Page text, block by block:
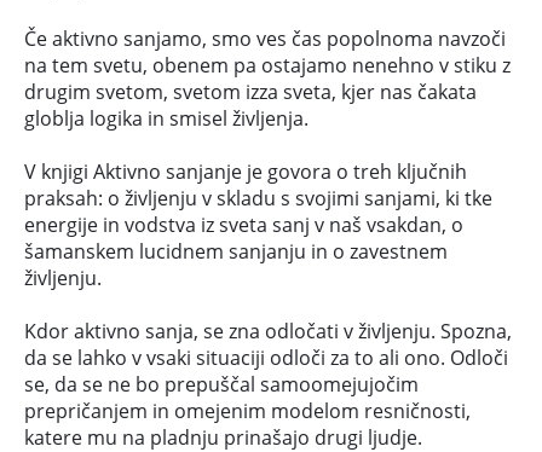
Če aktivno sanjamo, smo ves čas popolnoma navzoči
na tem svetu, obenem pa ostajamo nenehno v stiku z
drugim svetom, svetom izza sveta, kjer nas čakata
globlja logika in smisel življenja.
V knjigi Aktivno sanjanje je govora o treh ključnih
praksah: o življenju v skladu s svojimi sanjami, ki tke
energije in vodstva iz sveta sanj v naš vsakdan, o
šamanskem lucidnem sanjanju in o zavestnem
življenju.
Kdor aktivno sanja, se zna odločati v življenju. Spozna,
da se lahko v vsaki situaciji odloči za to ali ono. Odloči
se, da se ne bo prepuščal samoomejujočim
prepričanjem in omejenim modelom resničnosti,
katere mu na pladnju prinašajo drugi ljudje.